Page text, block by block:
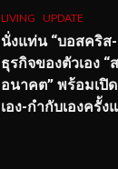
LIVING UPDATE
นั่งแท่น “บอสคริส
ธุรกิจของตัวเอง “
อนาคต” พร้อมเปิ
เอง-กำกับเองครั้ง